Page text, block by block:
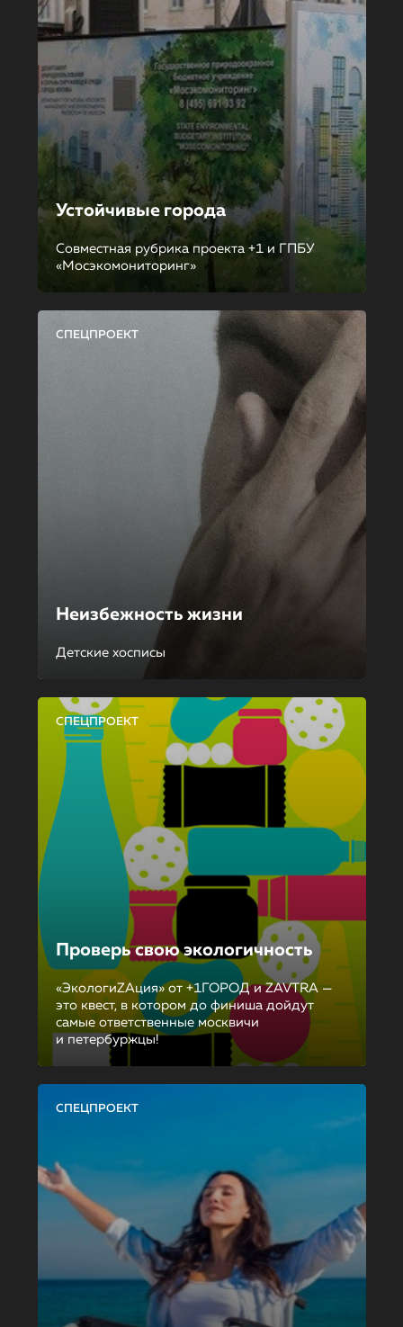
Устойчивые города
Совместная рубрика проекта +1 и ГПБУ
«Мосэкомониторинг»
СПЕЦПРОЕКТ
Неизбежность жизни
Детские хосписы
СПЕЦПРОЕКТ
Проверь свою экологичность
«ЭкологиZAция» от +1ГОРОД и ZAVTRA —
это квест, в котором до финиша дойдут
самые ответственные москвичи
и петербуржцы!
СПЕЦПРОЕКТ